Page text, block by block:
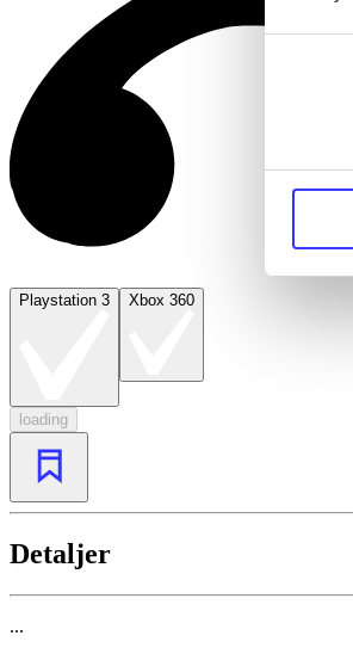
Playstation 3 Xbox 360
loading
Detaljer
...